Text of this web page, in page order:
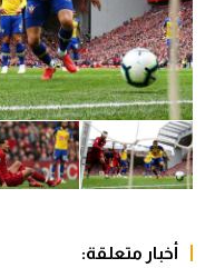
كرة يد
كرة طائرة
الوطن العربي
في المونديال
آسيا
أخبار متعلقة: